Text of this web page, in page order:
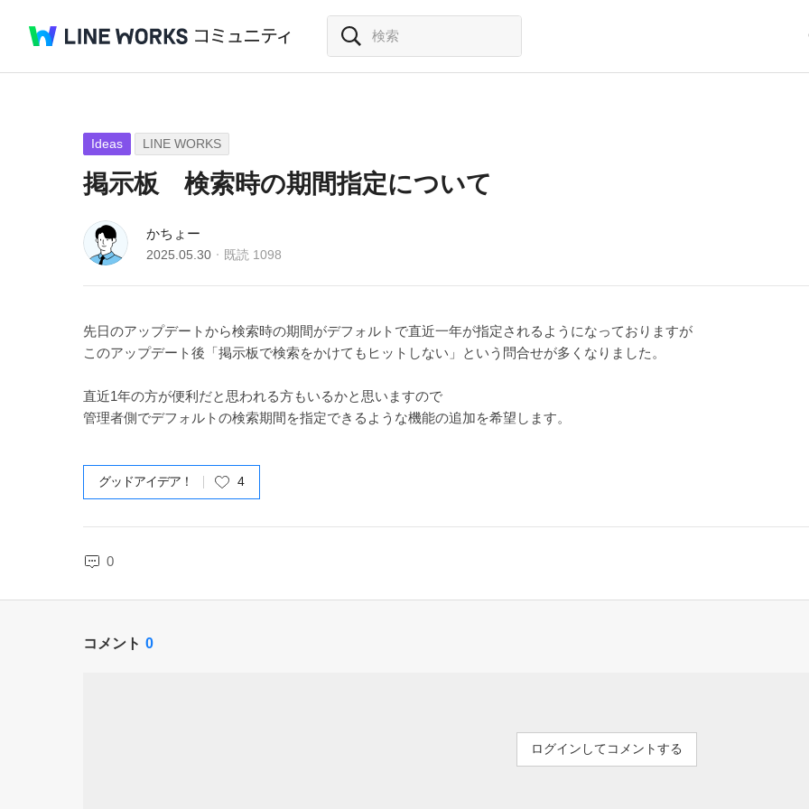
Ideas LINE WORKS
掲示板 検索時の期間指定について
かちょー
2025.05.30 既読 1098
先日のアップデートから検索時の期間がデフォルトで直近一年が指定されるようになっておりますが
このアップデート後「掲示板で検索をかけてもヒットしない」という問合せが多くなりました。
直近1年の方が便利だと思われる方もいるかと思いますので
管理者側でデフォルトの検索期間を指定できるような機能の追加を希望します。
グッドアイデア！ 4
0
コメント 0
ログインしてコメントする